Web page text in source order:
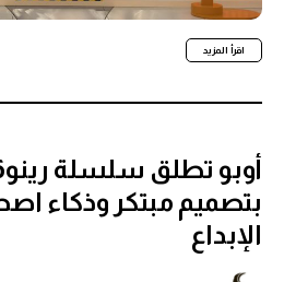
اقرأ المزيد
بتصميم مبتكر وذكاء
الإبداع